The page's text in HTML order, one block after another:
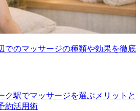
でのマッサージの種類や効果を徹底
ク駅でマッサージを選ぶメリットと
約活用術